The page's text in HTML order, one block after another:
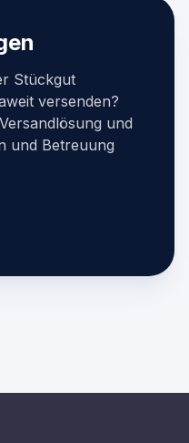
Stückgut
versenden?
und
und Betreuung